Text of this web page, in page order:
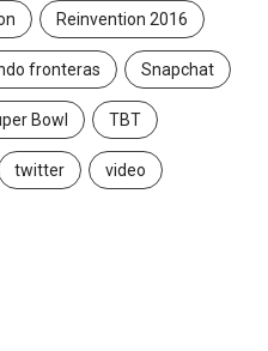
Reinvention 2016
fronteras Snapchat
Bowl TBT
twitter video